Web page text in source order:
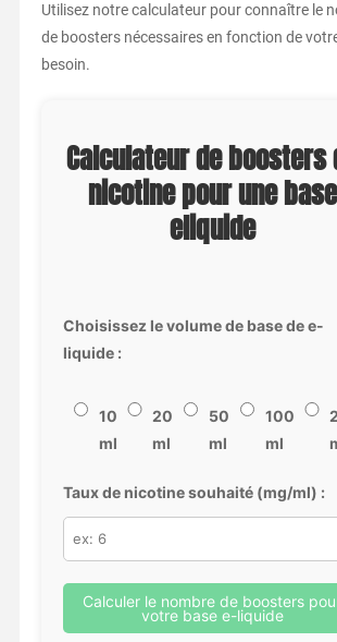
Utilisez notre calculateur pour connaître le
de boosters nécessaires en fonction de
besoin.
Calculateur de boosters
nicotine pour une base
eliquide
Choisissez le volume de base de e-
liquide :
10
ml
20
ml
50
ml
100
ml
Taux de nicotine souhaité (mg/ml) :
Calculer le nombre de boosters
votre base e-liquide